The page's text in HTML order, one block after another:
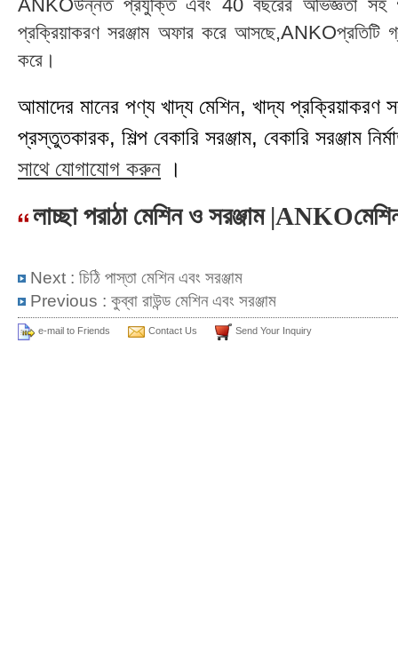
ANKOউন্নত প্রযুক্তি এবং 40 বছরের অভিজ্ঞতা সহ
প্রক্রিয়াকরণ সরঞ্জাম অফার করে আসছে,ANKOপ্রতিটি
করে।
আমাদের মানের পণ্য খাদ্য মেশিন, খাদ্য প্রক্রিয়াকরণ
প্রস্তুতকারক, শিল্প বেকারি সরঞ্জাম, বেকারি সরঞ্জাম
সাথে যোগাযোগ করুন ।
লাচ্ছা পরাঠা মেশিন ও সরঞ্জাম
Next : চিঠি পাস্তা মেশিন এবং সরঞ্জাম
Previous : কুব্বা রাউন্ড মেশিন এবং সরঞ্জাম
e-mail to Friends Contact Us Send Your Inquiry